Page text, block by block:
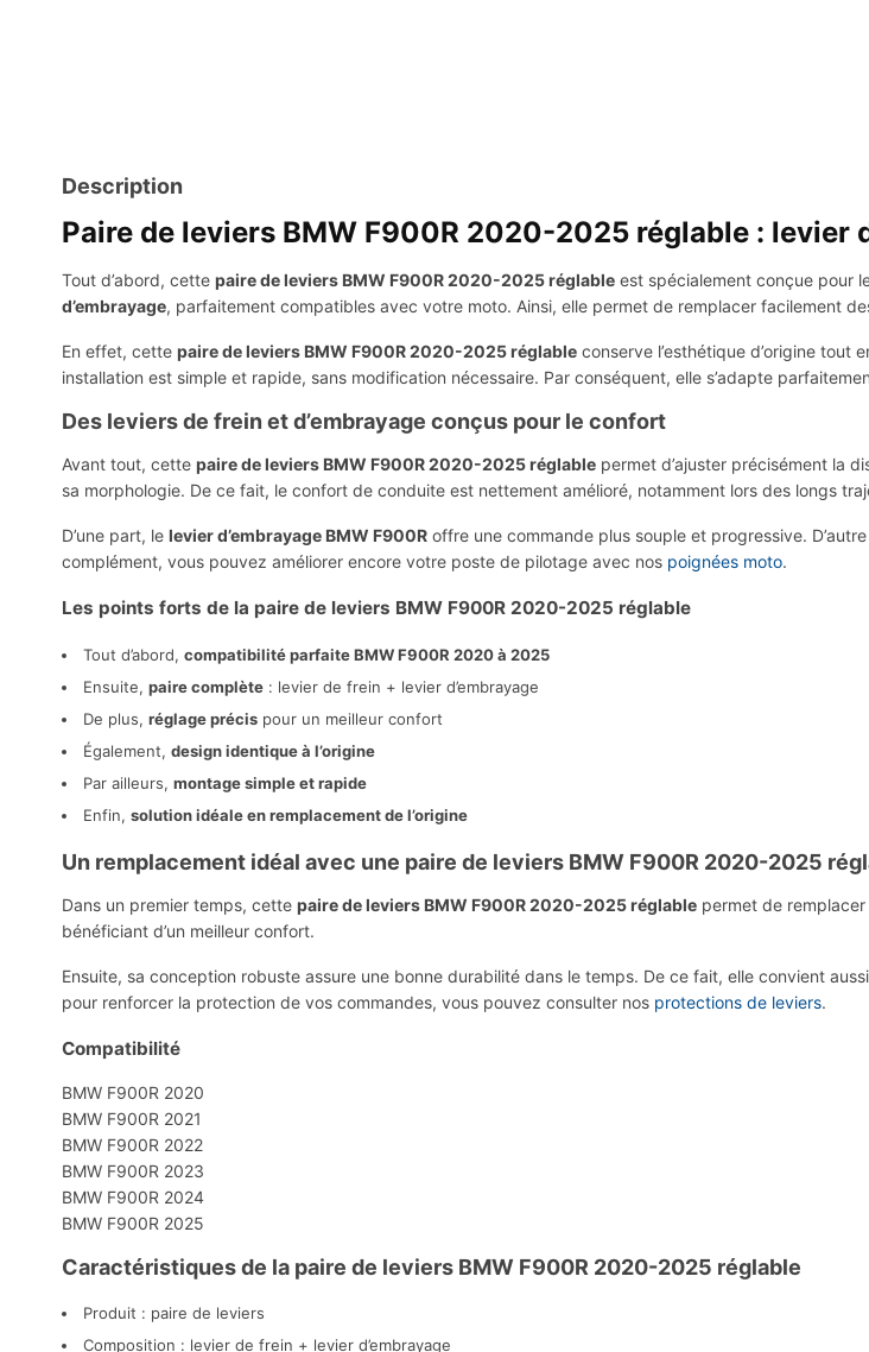
Description
Paire de leviers BMW F900R 2020-2025 réglable : levier
Tout d’abord, cette paire de leviers BMW F900R 2020-2025 réglable est spécialement conçue pour
d’embrayage, parfaitement compatibles avec votre moto. Ainsi, elle permet de remplacer facilement
En effet, cette paire de leviers BMW F900R 2020-2025 réglable conserve l’esthétique d’origine
installation est simple et rapide, sans modification nécessaire. Par conséquent, elle s’adapte
Des leviers de frein et d’embrayage conçus pour le confort
Avant tout, cette paire de leviers BMW F900R 2020-2025 réglable permet d’ajuster précisément la
sa morphologie. De ce fait, le confort de conduite est nettement amélioré, notamment lors des longs
D’une part, le levier d’embrayage BMW F900R offre une commande plus souple et progressive.
complément, vous pouvez améliorer encore votre poste de pilotage avec nos poignées moto.
Les points forts de la paire de leviers BMW F900R 2020-2025 réglable
Tout d’abord, compatibilité parfaite BMW F900R 2020 à 2025
Ensuite, paire complète : levier de frein + levier d’embrayage
De plus, réglage précis pour un meilleur confort
Également, design identique à l’origine
Par ailleurs, montage simple et rapide
Enfin, solution idéale en remplacement de l’origine
Un remplacement idéal avec une paire de leviers BMW F900R 2020-2025
Dans un premier temps, cette paire de leviers BMW F900R 2020-2025 réglable permet de remplacer
bénéficiant d’un meilleur confort.
Ensuite, sa conception robuste assure une bonne durabilité dans le temps. De ce fait, elle convient
pour renforcer la protection de vos commandes, vous pouvez consulter nos protections de leviers.
Compatibilité
BMW F900R 2020
BMW F900R 2021
BMW F900R 2022
BMW F900R 2023
BMW F900R 2024
BMW F900R 2025
Caractéristiques de la paire de leviers BMW F900R 2020-2025 réglable
Produit : paire de leviers
Composition : levier de frein + levier d’embrayage